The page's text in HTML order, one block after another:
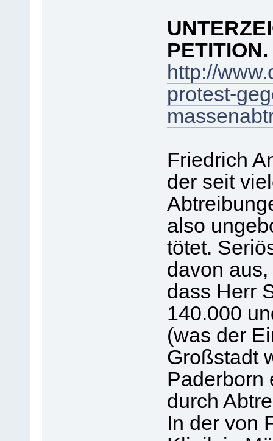
http://
protest-
Friedrich
der seit
also
tötet.
davon aus,
dass Herr
140.000
(was der
Großstadt
Paderborn
durch
In der von